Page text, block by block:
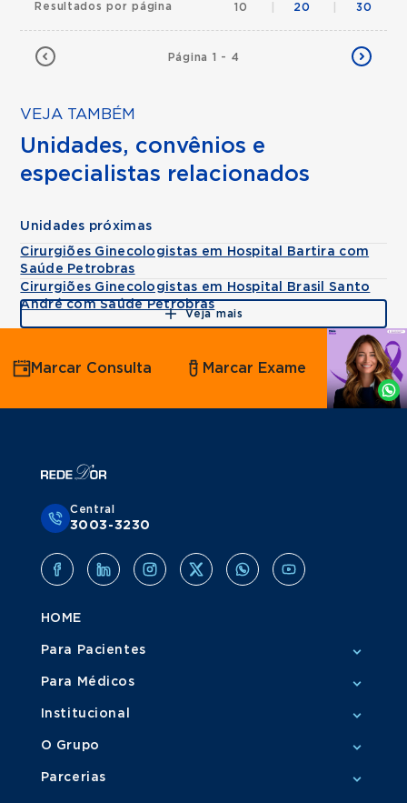
Página 1 - 4
Resultados por página 10 20 30
VEJA TAMBÉM
Unidades, convênios e
especialistas relacionados
Unidades próximas
Cirurgiões Ginecologistas em Hospital Bartira com
Saúde Petrobras
Cirurgiões Ginecologistas em Hospital Brasil Santo
André com Saúde Petrobras
Veja mais
Agende
por
Whatsapp
Marcar Consulta Marcar Exame
Central
3003-3230
HOME
Para Pacientes
Para Médicos
Institucional
O Grupo
Parcerias